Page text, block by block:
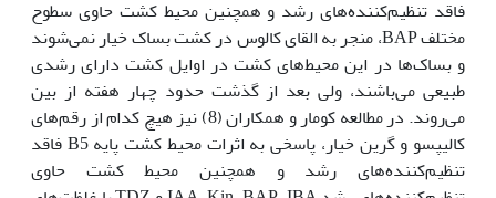
فاقد تنظیم‌کننده‌های رشد و همچنین محیط کشت حاوی سطوح
مختلف BAP، منجر به القای کالوس در کشت بساک خیار نمی‌شوند
و بساک‌ها در این محیط‌‌های کشت در اوایل کشت دارای رشدی
طبیعی می‌باشند، ولی بعد از گذشت حدود چهار هفته از بین
می‌روند. در مطالعه کومار و همکاران (8) نیز هیچ کدام از رقم‌های
کالیپسو و گرین خیار، پاسخی به اثرات محیط کشت پایه B5 فاقد
تنظیم‌کننده‌های رشد و همچنین محیط کشت حاوی